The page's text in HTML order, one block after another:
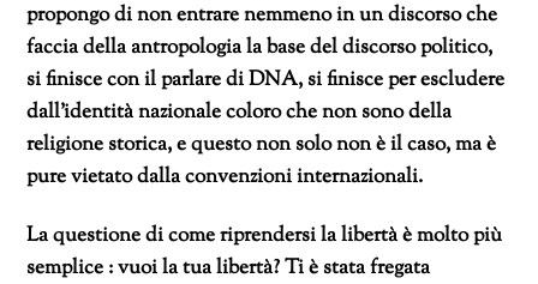
propongo di non entrare nemmeno in un discorso che
faccia della antropologia la base del discorso politico,
si finisce con il parlare di DNA, si finisce per escludere
dall’identità nazionale coloro che non sono della
religione storica, e questo non solo non è il caso, ma è
pure vietato dalla convenzioni internazionali.
La questione di come riprendersi la libertà è molto più
semplice : vuoi la tua libertà? Ti è stata fregata